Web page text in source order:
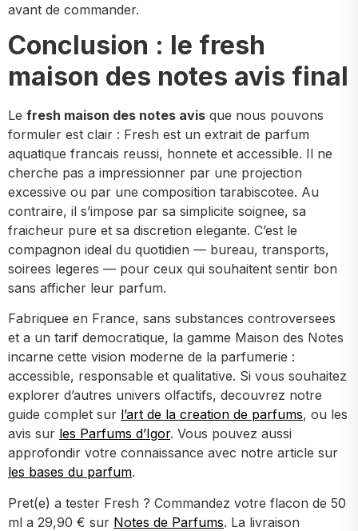
avant de commander.
Conclusion : le fresh
maison des notes avis final
Le fresh maison des notes avis que nous pouvons
formuler est clair : Fresh est un extrait de parfum
aquatique francais reussi, honnete et accessible. Il ne
cherche pas a impressionner par une projection
excessive ou par une composition tarabiscotee. Au
contraire, il s’impose par sa simplicite soignee, sa
fraicheur pure et sa discretion elegante. C’est le
compagnon ideal du quotidien — bureau, transports,
soirees legeres — pour ceux qui souhaitent sentir bon
sans afficher leur parfum.
Fabriquee en France, sans substances controversees
et a un tarif democratique, la gamme Maison des Notes
incarne cette vision moderne de la parfumerie :
accessible, responsable et qualitative. Si vous souhaitez
explorer d’autres univers olfactifs, decouvrez notre
guide complet sur l’art de la creation de parfums, ou les
avis sur les Parfums d’Igor. Vous pouvez aussi
approfondir votre connaissance avec notre article sur
les bases du parfum.
Pret(e) a tester Fresh ? Commandez votre flacon de 50
ml a 29,90 € sur Notes de Parfums. La livraison